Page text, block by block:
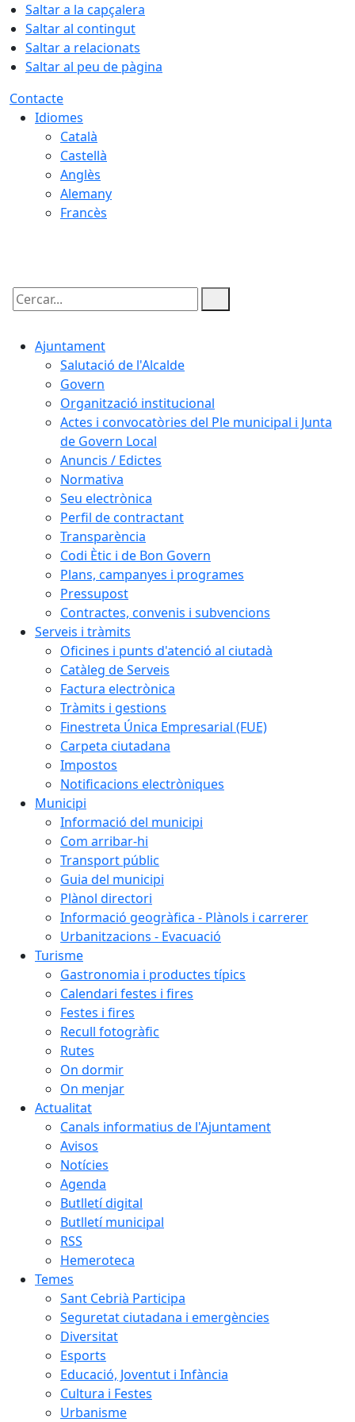
Saltar a la capçalera
Saltar al contingut
Saltar a relacionats
Saltar al peu de pàgina
Contacte
Idiomes
Català
Castellà
Anglès
Alemany
Francès
Cercar:
Ajuntament
Salutació de l'Alcalde
Govern
Organització institucional
Actes i convocatòries del Ple municipal i Junta
de Govern Local
Anuncis / Edictes
Normativa
Seu electrònica
Perfil de contractant
Transparència
Codi Ètic i de Bon Govern
Plans, campanyes i programes
Pressupost
Contractes, convenis i subvencions
Serveis i tràmits
Oficines i punts d'atenció al ciutadà
Catàleg de Serveis
Factura electrònica
Tràmits i gestions
Finestreta Única Empresarial (FUE)
Carpeta ciutadana
Impostos
Notificacions electròniques
Municipi
Informació del municipi
Com arribar-hi
Transport públic
Guia del municipi
Plànol directori
Informació geogràfica - Plànols i carrerer
Urbanitzacions - Evacuació
Turisme
Gastronomia i productes típics
Calendari festes i fires
Festes i fires
Recull fotogràfic
Rutes
On dormir
On menjar
Actualitat
Canals informatius de l'Ajuntament
Avisos
Notícies
Agenda
Butlletí digital
Butlletí municipal
RSS
Hemeroteca
Temes
Sant Cebrià Participa
Seguretat ciutadana i emergències
Diversitat
Esports
Educació, Joventut i Infància
Cultura i Festes
Urbanisme